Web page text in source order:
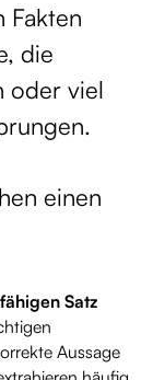
Fakten
die
oder viel
einen
Satz
Aussage